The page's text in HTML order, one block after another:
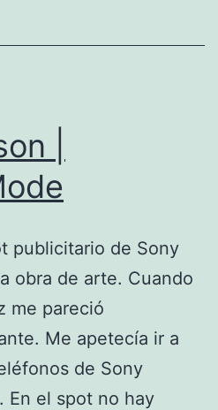
|
publicitario de Sony
obra de arte. Cuando
me pareció
Me apetecía ir a
de Sony
En el spot no hay